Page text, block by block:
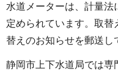
水道メーターは、計量
定められています。取替
替えのお知らせを郵送し
静岡市上下水道局では専